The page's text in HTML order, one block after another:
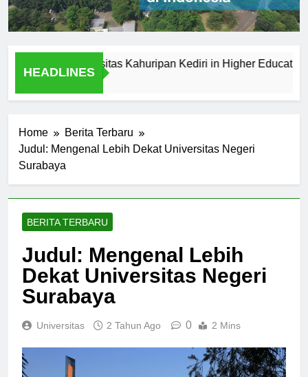
HEADLINES
of Universitas Kahuripan Kediri in Higher Education
Home
Berita Terbaru
Judul: Mengenal Lebih Dekat Universitas Negeri
Surabaya
BERITA TERBARU
Judul: Mengenal Lebih
Dekat Universitas Negeri
Surabaya
Universitas 2 Tahun Ago 0 2 Mins